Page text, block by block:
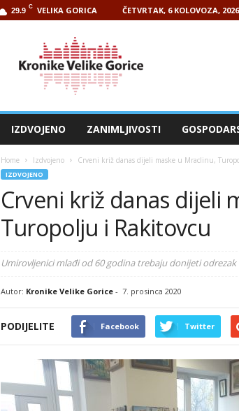
29.9 C VELIKA GORICA ČETVRTAK, 6 KOLOVOZA, 2026
IZDVOJENO ZANIMLJIVOSTI
Home Izdvojeno Crveni križ danas dijeli maske u Mraclinu,
IZDVOJENO
Crveni križ danas dijeli
Turopolju i Rakitovcu
Umirovljenici mlađi od 60 godina trebaju donijeti
Autor: Kronike Velike Gorice- 7. prosinca 2020
PODIJELITE Facebook Twitter